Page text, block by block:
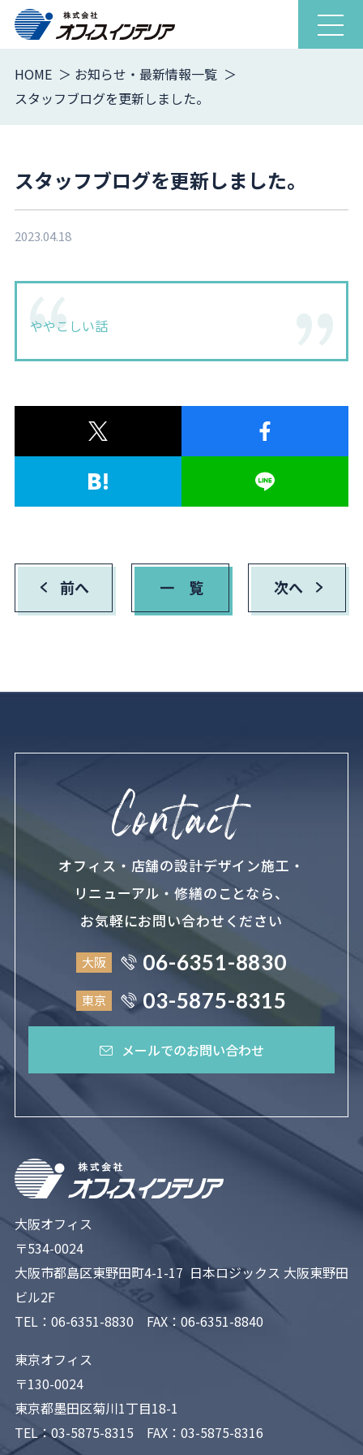
ナ
ビ
ョ
閉
HOME
お知らせ・最新情報一覧
スタッフブログを更新しました。
スタッフブログを更新しました。
2023.04.18
ややこしい話
前へ 一 覧 次へ
オフィス・店舗の設計デザイン施工・
リニューアル・修繕のことなら、
お気軽にお問い合わせください
大阪 06-6351-8830
東京 03-5875-8315
メールでのお問い合わせ
大阪オフィス
〒534-0024
大阪市都島区東野田町4-1-17 日本ロジックス 大阪東野田
ビル2F
TEL： 06-6351-8830 FAX：06-6351-8840
東京オフィス
〒130-0024
東京都墨田区菊川1丁目18-1
TEL：03-5875-8315 FAX：03-5875-8316